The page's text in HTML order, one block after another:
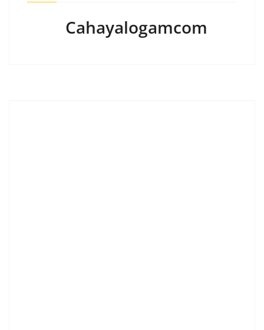
Cahayalogamcom